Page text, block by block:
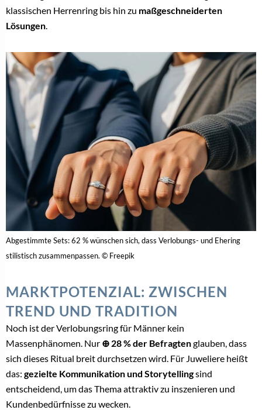
klassischen Herrenring bis hin zu maßgeschneiderten
Lösungen.
Abgestimmte Sets: 62 % wünschen sich, dass Verlobungs- und Ehering
stilistisch zusammenpassen. © Freepik
MARKTPOTENZIAL: ZWISCHEN
TREND UND TRADITION
Noch ist der Verlobungsring für Männer kein
Massenphänomen. Nur ⊕ 28 % der Befragtenglauben, dass
sich dieses Ritual breit durchsetzen wird. Für Juweliere heißt
das: gezielte Kommunikation und Storytellingsind
entscheidend, um das Thema attraktiv zu inszenieren und
Kundenbedürfnisse zu wecken.